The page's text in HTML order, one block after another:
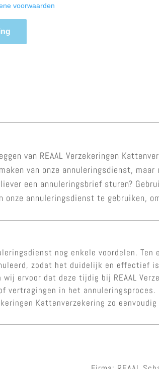
voorwaarden
van REAAL Verzekeringen
van onze annuleringsdienst,
een annuleringsbrief sturen?
onze annuleringsdienst te gebruiken,
nog enkele voordelen.
zodat het duidelijk en effectief
wij ervoor dat deze tijdig bij REAAL
vertragingen in het
Kattenverzekering zo